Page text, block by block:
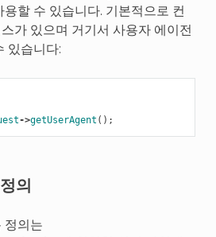
할 수 있습니다. 기본적으로 컨
가 있으며 거기서 사용자 에이전
있습니다:
->getUserAgent ();
의
정의는